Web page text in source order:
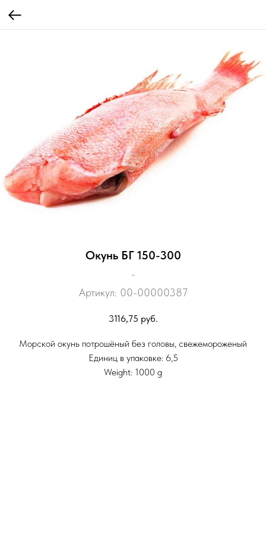
Окунь БГ 150-300
-
Артикул: 00-00000387
3116,75 руб.
Морской окунь потрошёный без головы, свежемороженый
Единиц в упаковке: 6,5
Weight: 1000 g